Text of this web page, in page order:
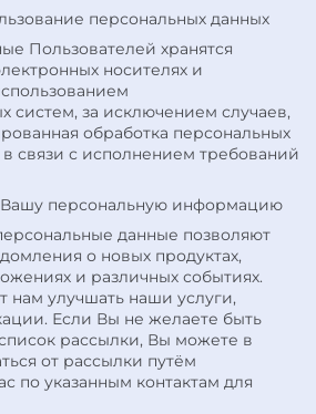
персональных данных
Пользователей хранятся
носителях и
систем, за исключением случаев,
обработка персональных
связи с исполнением требований
персональную информацию
данные позволяют
о новых продуктах,
и различных событиях.
нам улучшать наши услуги,
Если Вы не желаете быть
рассылки, Вы можете в
от рассылки путём
по указанным контактам для